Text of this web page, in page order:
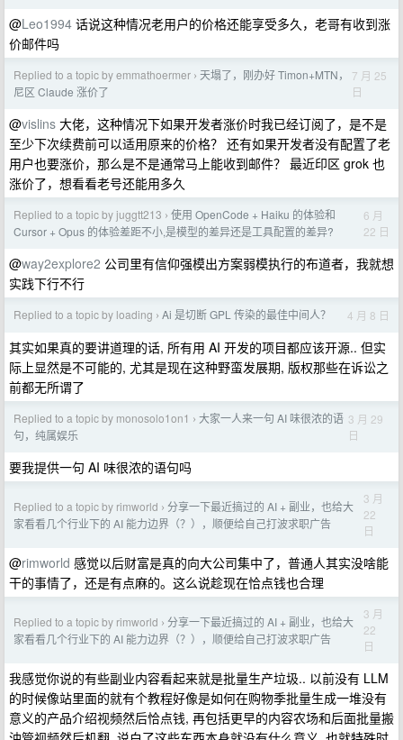
@Leo1994 话说这种情况老用户的价格还能享受多久，老哥有收到涨
价邮件吗
Replied to a topic by emmathoermer › 天塌了，刚办好 Timon+MTN，
尼区 Claude 涨价了
7 月 25
日
@vislins 大佬，这种情况下如果开发者涨价时我已经订阅了，是不是
至少下次续费前可以适用原来的价格？ 还有如果开发者没有配置了老
用户也要涨价，那么是不是通常马上能收到邮件？ 最近印区 grok 也
涨价了，想看看老号还能用多久
Replied to a topic by juggtt213 › 使用 OpenCode + Haiku 的体验和
Cursor + Opus 的体验差距不小,是模型的差异还是工具配置的差异?
6 月
22 日
@way2explore2 公司里有信仰强模出方案弱模执行的布道者，我就想
实践下行不行
Replied to a topic by loading › Ai 是切断 GPL 传染的最佳中间人？ 4 月 8 日
其实如果真的要讲道理的话, 所有用 AI 开发的项目都应该开源.. 但实
际上显然是不可能的, 尤其是现在这种野蛮发展期, 版权那些在诉讼之
前都无所谓了
Replied to a topic by monosolo1on1 › 大家一人来一句 AI 味很浓的语
句，纯属娱乐
3 月 29
日
要我提供一句 AI 味很浓的语句吗
Replied to a topic by rimworld › 分享一下最近搞过的 AI + 副业，也给大
家看看几个行业下的 AI 能力边界（？），顺便给自己打波求职广告
3 月
22
日
@rimworld 感觉以后财富是真的向大公司集中了，普通人其实没啥能
干的事情了，还是有点麻的。这么说趁现在恰点钱也合理
Replied to a topic by rimworld › 分享一下最近搞过的 AI + 副业，也给大
家看看几个行业下的 AI 能力边界（？），顺便给自己打波求职广告
3 月
22
日
我感觉你说的有些副业内容看起来就是批量生产垃圾.. 以前没有 LLM
的时候像站里面的就有个教程好像是如何在购物季批量生成一堆没有
意义的产品介绍视频然后恰点钱, 再包括更早的内容农场和后面批量搬